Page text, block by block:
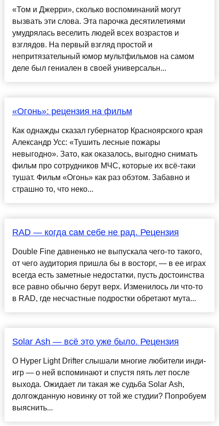
«Том и Джерри», сколько воспоминаний могут
вызвать эти слова. Эта парочка десятилетиями
умудрялась веселить людей всех возрастов и
взглядов. На первый взгляд простой и
непритязательный юмор мультфильмов на самом
деле был гениален в своей универсальн...
«Огонь»: рецензия на фильм
Как однажды сказал губернатор Красноярского края
Александр Усс: «Тушить лесные пожары
невыгодно». Зато, как оказалось, выгодно снимать
фильм про сотрудников МЧС, которые их всё-таки
тушат. Фильм «Огонь» как раз обэтом. Забавно и
страшно то, что неко...
RAD — когда сам себе не рад. Рецензия
Double Fine давненько не выпускала чего-то такого,
от чего аудитория пришла бы в восторг, — в ее играх
всегда есть заметные недостатки, пусть достоинства
все равно обычно берут верх. Изменилось ли что-то
в RAD, где несчастные подростки обретают мута...
Solar Ash — всё это уже было. Рецензия
О Hyper Light Drifter слышали многие любители инди-
игр — о ней вспоминают и спустя пять лет после
выхода. Ожидает ли такая же судьба Solar Ash,
долгожданную новинку от той же студии? Попробуем
выяснить...